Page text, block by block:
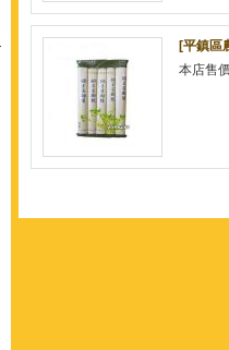
[平鎮區
本店售